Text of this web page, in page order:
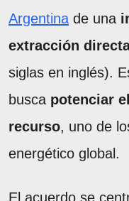
Argentina de una
extracción
siglas en inglés).
busca potenciar
recurso, uno de
energético global.
El acuerdo se